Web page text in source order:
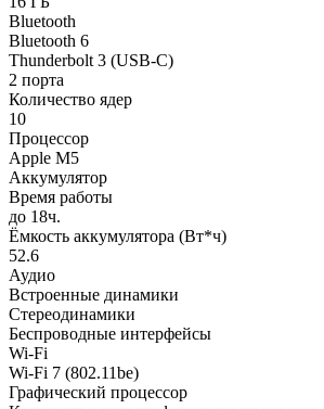
Bluetooth
Bluetooth 6
Thunderbolt 3 (USB-C)
2 порта
Количество ядер
10
Процессор
Apple M5
Аккумулятор
Время работы
до 18ч.
Ёмкость аккумулятора (Вт*ч)
52.6
Аудио
Встроенные динамики
Стереодинамики
Беспроводные интерфейсы
Wi-Fi
Wi-Fi 7 (802.11be)
Графический процессор